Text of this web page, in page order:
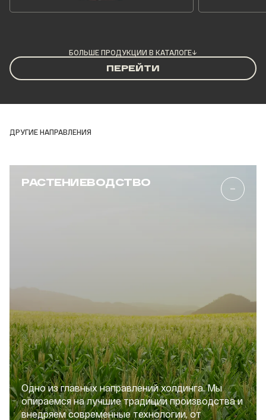
БОЛЬШЕ ПРОДУКЦИИ В КАТАЛОГЕ→
ПЕРЕЙТИ
ДРУГИЕ НАПРАВЛЕНИЯ
РАСТЕНИЕВОДСТВО
Одно из главных направлений холдинга. Мы
опираемся на лучшие традиции производства и
внедряем современные технологии, от